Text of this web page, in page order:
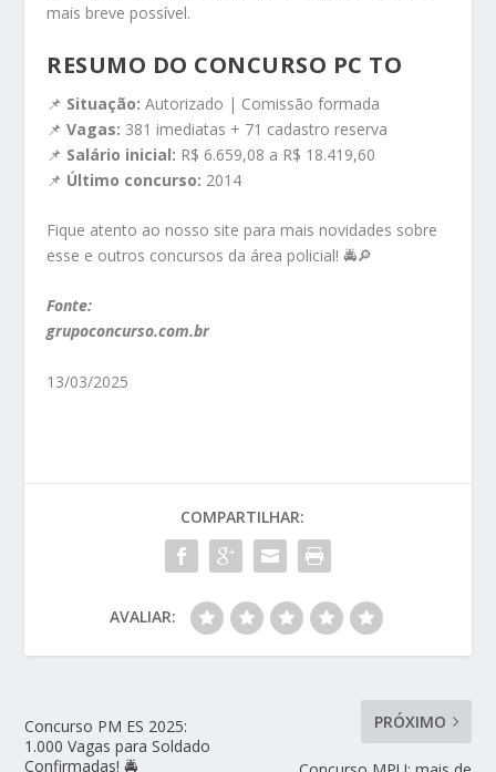
mais breve possível.
RESUMO DO CONCURSO PC TO
📌 Situação: Autorizado | Comissão formada
📌Vagas: 381 imediatas + 71 cadastro reserva
📌 Salário inicial: R$ 6.659,08 a R$ 18.419,60
📌 Último concurso: 2014
Fique atento ao nosso site para mais novidades sobre
esse e outros concursos da área policial! 🚔🔎
Fonte:
grupoconcurso.com.br
13/03/2025
COMPARTILHAR:
AVALIAR:
Concurso PM ES 2025:
1.000 Vagas para Soldado
Confirmadas! 🚔
PRÓXIMO